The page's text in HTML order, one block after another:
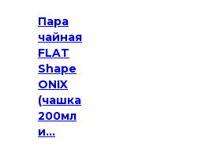
Пара
чайная
FLAT
Shape
ONIX
(чашка
200мл
и...